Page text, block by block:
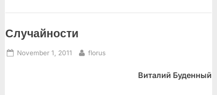
Случайности
Posted
November 1, 2011 By
florus
Виталий Буденный